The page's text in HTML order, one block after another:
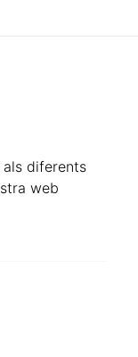
diferents
web